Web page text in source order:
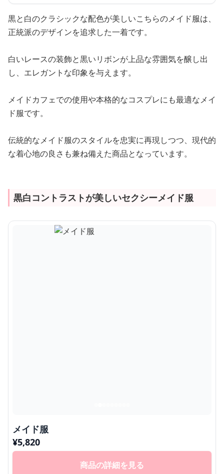
黒と白のクラシックな配色が美しいこちらのメイド服は、
正統派のデザインを追求した一着です。
白いレースの装飾と黒いリボンが上品な雰囲気を醸し出
し、エレガントな印象を与えます。
メイドカフェでの使用や本格的なコスプレにも最適なメイ
ド服です。
伝統的なメイド服のスタイルを忠実に再現しつつ、現代的
な着心地の良さも兼ね備えた商品となっています。
黒白コントラストが美しいセクシーメイド服
メイド服
¥5,820
商品の詳細を見る